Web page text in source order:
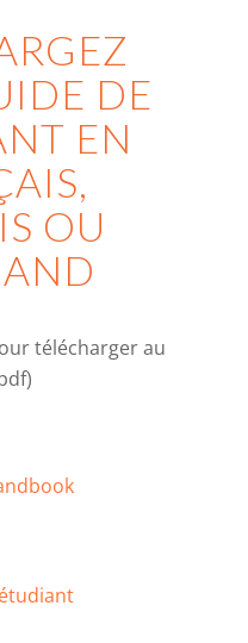
DE
EN
OU
télécharger au